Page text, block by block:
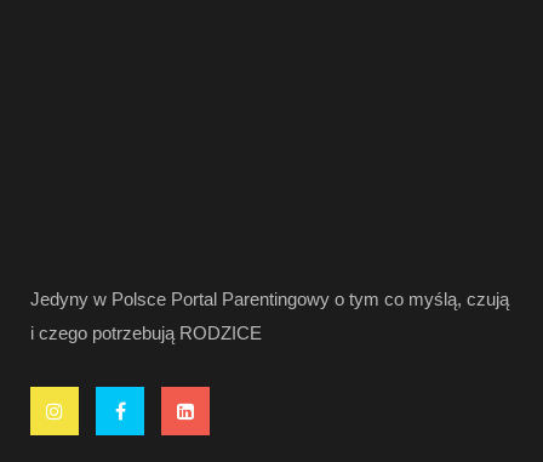
Jedyny w Polsce Portal Parentingowy o tym co myślą, czują
i czego potrzebują RODZICE